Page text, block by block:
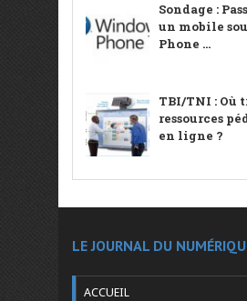
Sondage :
un mobile
Phone ...
TBI/TNI : Où
ressources
en ligne ?
LE JOURNAL DU
ACCUEIL